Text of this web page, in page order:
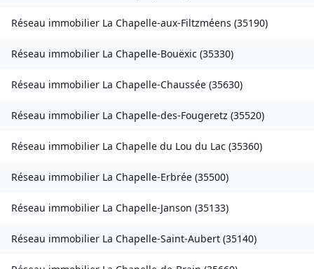
Réseau immobilier La Chapelle-aux-Filtzméens (35190)
Réseau immobilier La Chapelle-Bouëxic (35330)
Réseau immobilier La Chapelle-Chaussée (35630)
Réseau immobilier La Chapelle-des-Fougeretz (35520)
Réseau immobilier La Chapelle du Lou du Lac (35360)
Réseau immobilier La Chapelle-Erbrée (35500)
Réseau immobilier La Chapelle-Janson (35133)
Réseau immobilier La Chapelle-Saint-Aubert (35140)